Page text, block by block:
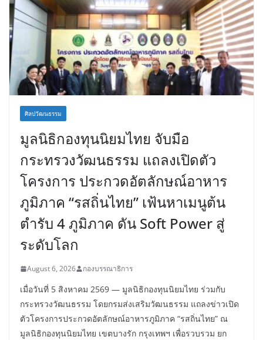
ศิลปวัฒนธรรม
มูลนิธิกองทุนนิยมไทย จับมือ
กระทรวงวัฒนธรรม แถลงเปิดตัว
โครงการ ประกวดอัตลักษณ์อาหาร
ภูมิภาค “รสถิ่นไทย” เฟ้นหาเมนูต้น
ตำรับ 4 ภูมิภาค ดัน Soft Power สู่
ระดับโลก
August 6, 2026 กองบรรณาธิการ
เมื่อวันที่ 5 สิงหาคม 2569 — มูลนิธิกองทุนนิยมไทย ร่วมกับ
กระทรวงวัฒนธรรม โดยกรมส่งเสริมวัฒนธรรม แถลงข่าวเปิด
ตัวโครงการประกวดอัตลักษณ์อาหารภูมิภาค “รสถิ่นไทย” ณ
มูลนิธิกองทุนนิยมไทย เขตบางรัก กรุงเทพฯ เพื่อรวบรวม ยก